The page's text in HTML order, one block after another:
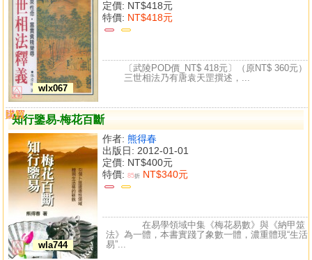
wlx067
定價: NT$418元
特價: NT$418元
〔武陵POD價_NT$ 418元〕（原NT$ 360元）
三世相法乃有唐袁天罡撰述，...
知行鑒易-梅花百斷
wla744
作者: 熊得春
出版日: 2012-01-01
定價: NT$400元
特價: 85折 NT$340元
購買
比較
在易學領域中集《梅花易數》與《納甲筮
法》為一體，本書實踐了象數一體，濃重體現“生活
易”...